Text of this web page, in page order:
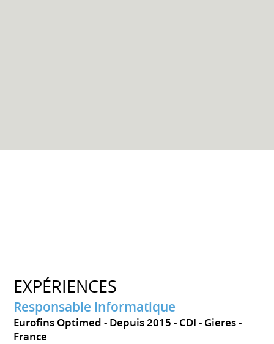
EXPÉRIENCES
Responsable Informatique
Eurofins Optimed Depuis 2015 CDI
Gieres
France